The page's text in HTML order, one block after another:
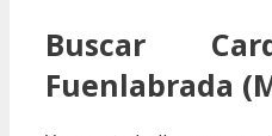
Buscar
Fuenlabrada